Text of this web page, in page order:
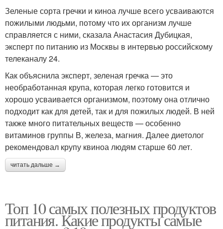
Зеленые сорта гречки и киноа лучше всего усваиваются
пожилыми людьми, потому что их организм лучше
справляется с ними, сказала Анастасия Дубицкая,
эксперт по питанию из Москвы в интервью российскому
телеканалу 24.
Как объяснила эксперт, зеленая гречка — это
необработанная крупа, которая легко готовится и
хорошо усваивается организмом, поэтому она отлично
подходит как для детей, так и для пожилых людей. В ней
также много питательных веществ — особенно
витаминов группы В, железа, магния. Далее диетолог
рекомендовал крупу квиноа людям старше 60 лет.
читать дальше →
Топ 10 самых полезных продуктов
питания. Какие продукты самые